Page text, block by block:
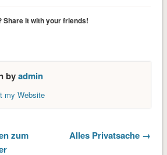
Share it with your friends!
byadmin
my Website
zum
Alles Privatsache →